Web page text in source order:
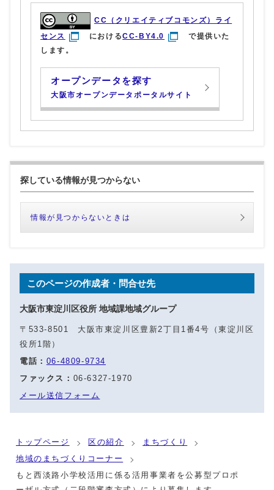
CC（クリエイティブコモンズ）ライ
センス
におけるCC-BY4.0
で提供いた
します。
オープンデータを探す
大阪市オープンデータポータルサイト
探している情報が見つからない
情報が見つからないときは
このページの作成者・問合せ先
大阪市東淀川区役所 地域課地域グループ
〒533-8501 大阪市東淀川区豊新2丁目1番4号（東淀川区
役所1階）
電話： 06-4809-9734
ファックス： 06-6327-1970
メール送信フォーム
トップページ 区の紹介
まちづくり
地域のまちづくりコーナー
もと西淡路小学校活用に係る活用事業者を公募型プロポ